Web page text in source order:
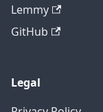
Lemmy
GitHub
Legal